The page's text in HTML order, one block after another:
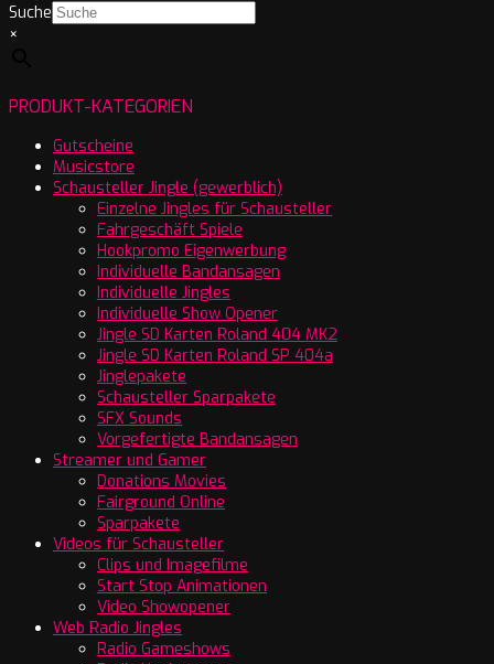
Suche
×
PRODUKT-KATEGORIEN
Gutscheine
Musicstore
Schausteller Jingle (gewerblich)
Einzelne Jingles für Schausteller
Fahrgeschäft Spiele
Hookpromo Eigenwerbung
Individuelle Bandansagen
Individuelle Jingles
Individuelle Show Opener
Jingle SD Karten Roland 404 MK2
Jingle SD Karten Roland SP 404a
Jinglepakete
Schausteller Sparpakete
SFX Sounds
Vorgefertigte Bandansagen
Streamer und Gamer
Donations Movies
Fairground Online
Sparpakete
Videos für Schausteller
Clips und Imagefilme
Start Stop Animationen
Video Showopener
Web Radio Jingles
Radio Gameshows